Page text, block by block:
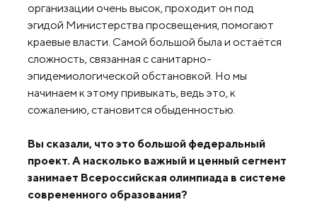
организации очень высок, проходит он под
эгидой Министерства просвещения, помогают
краевые власти. Самой большой была и остаётся
сложность, связанная с санитарно-
эпидемиологической обстановкой. Но мы
начинаем к этому привыкать, ведь это, к
сожалению, становится обыденностью.
Вы сказали, что это большой федеральный
проект. А насколько важный и ценный сегмент
занимает Всероссийская олимпиада в системе
современного образования?